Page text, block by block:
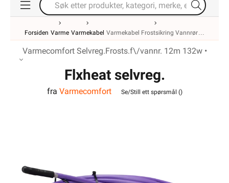
Forsiden Varme Varmekabel Varmekabel Frostsikring Vannrør
Varmecomfort Selvreg.Frosts.f\/vannr. 12m 132w •
Flxheat selvreg.
frostsikringskabel m/term.
fra Varmecomfort Se/Still ett spørsmål ()